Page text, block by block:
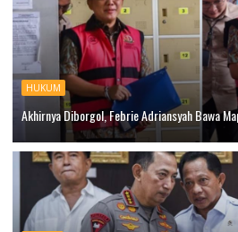
HUKUM
Akhirnya Diborgol, Febrie Adriansyah Bawa